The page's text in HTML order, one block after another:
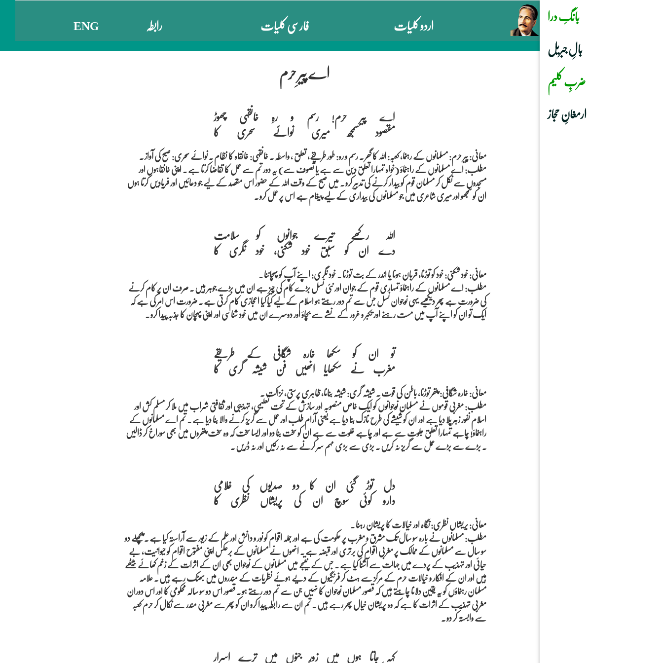
بانگِ درا
بالِ جبریل
ضربِ کلیم
ارمغانِ حجاز
اردو کلیات فارسی کلیات رابطہ ENG
اے پیرِ حرم
اے پیرِ حرم! رسم و رہِ خانقہی چھوڑ
معانی: پیر حرم: مسلمانوں کے رہنما، کعبہ: اللہ کا گھر ۔ رسم و رہ: طور طریقے، تعلق ، واسطہ ۔ خانقہی: خانقاہ کا نظام ۔ نوائے سحری: صبح کی آواز ۔
مطلب: اے مسلمانوں کے راہنماوَ (خواہ تمہارا تعلق دین سے ہے یا تصوف سے) یہ دور تم سے عمل کا تقاضا کرتا ہے ۔ اپنی خانقاہوں اور
مسجدوں سے نکل کر مسلمان قوم کو بیدار کرنے کی تدبیر کرو ۔ میں صبح کے وقت اللہ کے حضور اس مقصد کے لیے جو دعائیں اور فریادیں کرتا ہوں
ان کو سمجھو اور میری شاعری میں جو مسلمانوں کی بیداری کے لیے پیغام ہے اس پر عمل کرو ۔
اللہ رکھے تیرے جوانوں کو سلامت
معانی: خود شکنی: خود کو توڑنا، قربان ہونا یا اندر کے بت توڑنا ۔ خود نگری: اپنے آپ کو پہچاننا ۔
مطلب: اے مسلمانوں کے راہنماوَ تمہاری قوم کے جوان اور نئی نسل بڑے کام کی چیز ہے ان میں بڑے جوہر ہیں ۔ صرف ان پر کام کرنے
کی ضرورت ہے پھر دیکھیے یہی نوجوان نسل جس سے تم دور رہتے ہو اسلام کے لیے کیا کیا اعجازی کام کرتی ہے ۔ ضرورت اس امر کی ہے کہ
ایک تو ان کو اپنے آپ میں مست رہنے اور تکبر و غرور کے نشے سے بچاوَ اور دوسرے ان میں خود شناسی اور اپنی پہچان کا جذبہ پیدا کرو ۔
تو ان کو سکھا خارہ شگافی کے طریقے
معانی: خارہ شگافی: پتھر توڑنا، باطن کی قوت ۔ شیشہ گری: شیشہ بنانا، ظاہری پرستی، نزاکت ۔
مطلب: مغربی قوموں نے مسلمان نوجوانوں کو ایک خاص منصوبہ اور سازش کے تحت تعلیمی، تہذیبی اور ثقافتی شراب میں ملا کر مسلم کش اور
اسلام نفور زہر پلا دیا ہے اور ان کو شیشے کی طرح نازک بنا دیا ہے یعنی آرام طلب اور عمل سے گریز کرنے والا بنا دیا ہے ۔ تم اے مسلمانوں کے
راہنماوَ! چاہے تمہارا تعلق جلوت سے ہے اور چاہے خلوت سے ہے ان کو سخت بنا دو اور ایسا سخت کہ وہ سخت پتھروں میں بھی سوراخ کر ڈالیں
۔ بڑے سے بڑے عمل سے گریز نہ کریں ۔ بڑی سے بڑی مہم سر کرنے سے نہ رکیں اور نہ ڈریں ۔
دل توڑ گئی ان کا دو صدیوں کی غلامی
معانی: یریشاں نظری: نگاہ اور خیالات کا پریشان رہنا ۔
مطلب: مسلمانوں نے بارہ سو سال تک مشرق و مغرب پر حکومت کی ہے اور جملہ اقوام کو نور و دانش اور علم کے زیور سے آراستہ کیا ہے ۔ پچھلے دو
سو سال سے مسلمانوں کے ممالک پر مغربی اقوام کی برتری اور قبضہ ہے ۔ انھوں نے مسلمانوں کے برعکس اپنی مفتوح اقوام کو حیوانیت، بے
حیائی اور تہذیب کے پردے میں جہالت سے آشنا کیا ہے ۔ جس کے نتیجے میں مسلمانوں کے نوجوان بھی ان کے اثرات کے زخم کھائے بیٹھے
ہیں اور ان کے افکار و خیالات حرم کے مرکز سے ہٹ کر فرنگیوں کے دیے ہوئے نظریات کے مندروں میں بھٹک رہے ہیں ۔ علامہ
مسلمان رہنماؤں کو یہ یقین دلانا چاہتے ہیں کہ قصور مسلمان نوجوان کا نہیں جن سے تم دور رہتے ہو ۔ قصور اس دو سو سالہ محکومی کا اور اس دوران
مغربی تہذیب کے اثرات کا ہے کہ وہ پریشان خیال پھر رہے ہیں ۔ تم ان سے رابطہ پیدا کرو ان کو پھر سے مغربی مندر سے نکال کر حرم کعبہ
سے وابستہ کر دو ۔
کہہ جاتا ہوں میں زورِ جنوں میں ترے اسرار